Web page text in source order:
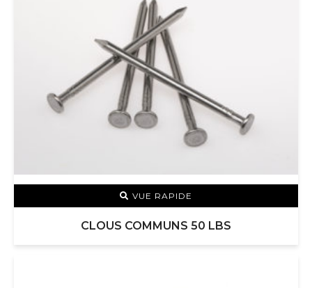
VUE RAPIDE
CLOUS COMMUNS 50 LBS